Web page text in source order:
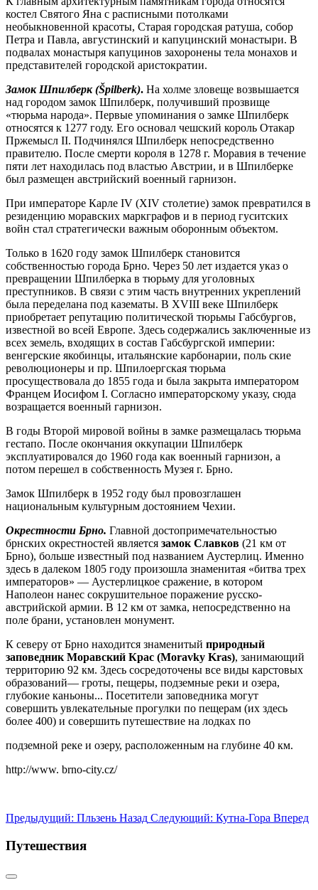
костел Святого Яна с расписными потолками
необыкновенной красоты, Старая городская ратуша, собор
Петра и Павла, августинский и капуцинский монастыри. В
подвалах монастыря капуцинов захоронены тела монахов и
представителей городской аристократии.
Замок Шпилберк (Špilberk). На холме зловеще возвышается
над городом замок Шпилберк, получивший прозвище
«тюрьма народа». Первые упоминания о замке Шпилберк
относятся к 1277 году. Его основал чешский король Отакар
Пржемысл II. Подчинялся Шпилберк непосредственно
правителю. После смерти короля в 1278 г. Моравия в течение
пяти лет находилась под властью Австрии, и в Шпилберке
был размещен австрийский военный гарнизон.
При императоре Карле IV (XIV столетие) замок превратился в
резиденцию моравских маркграфов и в период гуситских
войн стал стратегически важным оборонным объектом.
Только в 1620 году замок Шпилберк становится
собственностью города Брно. Через 50 лет издается указ о
превращении Шпилберка в тюрьму для уголовных
преступников. В связи с этим часть внутренних укреплений
была переделана под казематы. В XVIII веке Шпилберк
приобретает репутацию политической тюрьмы Габсбургов,
известной во всей Европе. Здесь содержались заключенные из
всех земель, входящих в состав Габсбургской империи:
венгерские якобинцы, итальянские карбонарии, поль ские
революционеры и пр. Шпилоергская тюрьма
просуществовала до 1855 года и была закрыта императором
Францем Иосифом I. Согласно императорскому указу, сюда
возращается военный гарнизон.
В годы Второй мировой войны в замке размещалась тюрьма
гестапо. После окончания оккупации Шпилберк
эксплуатировался до 1960 года как военный гарнизон, а
потом перешел в собственность Музея г. Брно.
Замок Шпилберк в 1952 году был провозглашен
национальным культурным достоянием Чехии.
Окрестности Брно. Главной достопримечательностью
брнских окрестностей является замок Славков (21 км от
Брно), больше известный под названием Аустерлиц. Именно
здесь в далеком 1805 году произошла знаменитая «битва трех
императоров» — Аустерлицкое сражение, в котором
Наполеон нанес сокрушительное поражение русско-
австрийской армии. В 12 км от замка, непосредственно на
поле брани, установлен монумент.
К северу от Брно находится знаменитый природный
заповедник Моравский Крас (Moravky Kras), занимающий
территорию 92 км. Здесь сосредоточены все виды карстовых
образований— гроты, пещеры, подземные реки и озера,
глубокие каньоны... Посетители заповедника могут
совершить увлекательные прогулки по пещерам (их здесь
более 400) и совершить путешествие на лодках по
подземной реке и озеру, расположенным на глубине 40 км.
http://www. brno-city.cz/
Предыдущий: Пльзень Назад Следующий: Кутна-Гора Вперед
Путешествия